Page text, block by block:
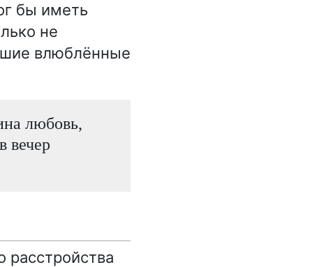
бы иметь
не
влюблённые
любовь,
вечер
расстройства